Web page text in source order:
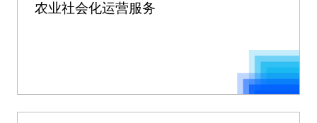
农业社会化运营服务